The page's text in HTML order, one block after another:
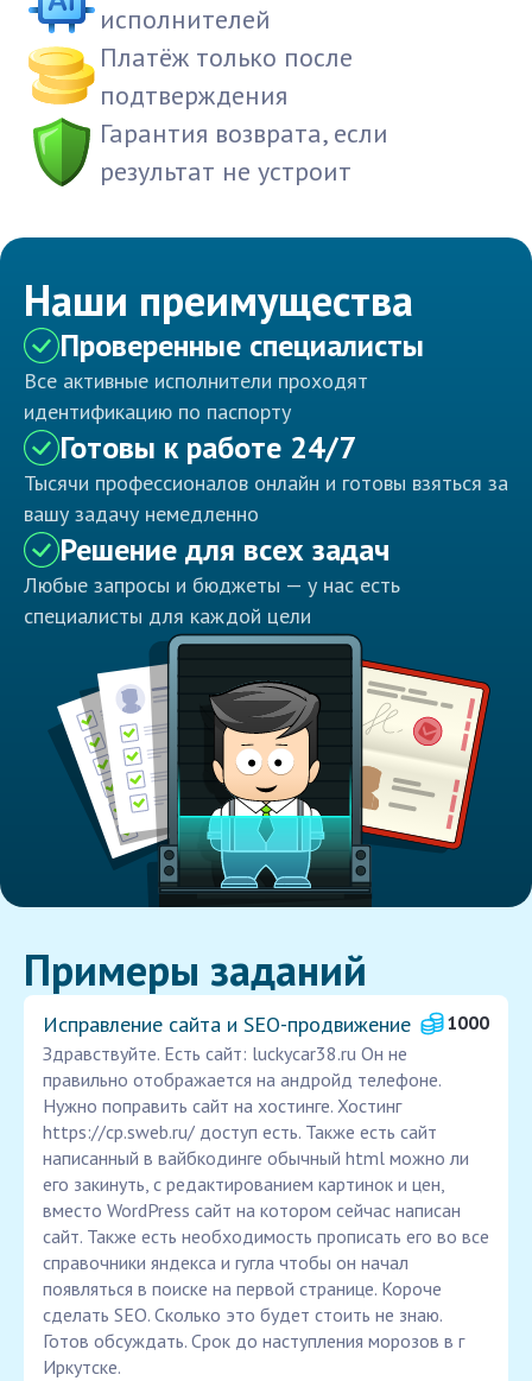
исполнителей
Платёж только после
подтверждения
Гарантия возврата, если
результат не устроит
Наши преимущества
Проверенные специалисты
Все активные исполнители проходят
идентификацию по паспорту
Готовы к работе 24/7
Тысячи профессионалов онлайн и готовы взяться за
вашу задачу немедленно
Решение для всех задач
Любые запросы и бюджеты — у нас есть
специалисты для каждой цели
Примеры заданий
Исправление сайта и SEO-продвижение
1000
Здравствуйте. Есть сайт: luckycar38.ru Он не
правильно отображается на андройд телефоне.
Нужно поправить сайт на хостинге. Хостинг
https://cp.sweb.ru/ доступ есть. Также есть сайт
написанный в вайбкодинге обычный html можно ли
его закинуть, с редактированием картинок и цен,
вместо WordPress сайт на котором сейчас написан
сайт. Также есть необходимость прописать его во все
справочники яндекса и гугла чтобы он начал
появляться в поиске на первой странице. Короче
сделать SЕО. Сколько это будет стоить не знаю.
Готов обсуждать. Срок до наступления морозов в г
Иркутске.